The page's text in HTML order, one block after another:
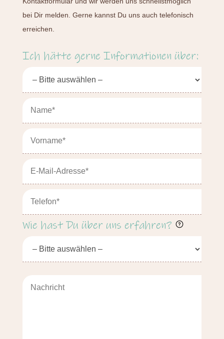
bei Dir melden. Gerne kannst Du uns auch telefonisch
erreichen.
Ich hätte gerne Informationen über:
Wie hast Du über uns erfahren?